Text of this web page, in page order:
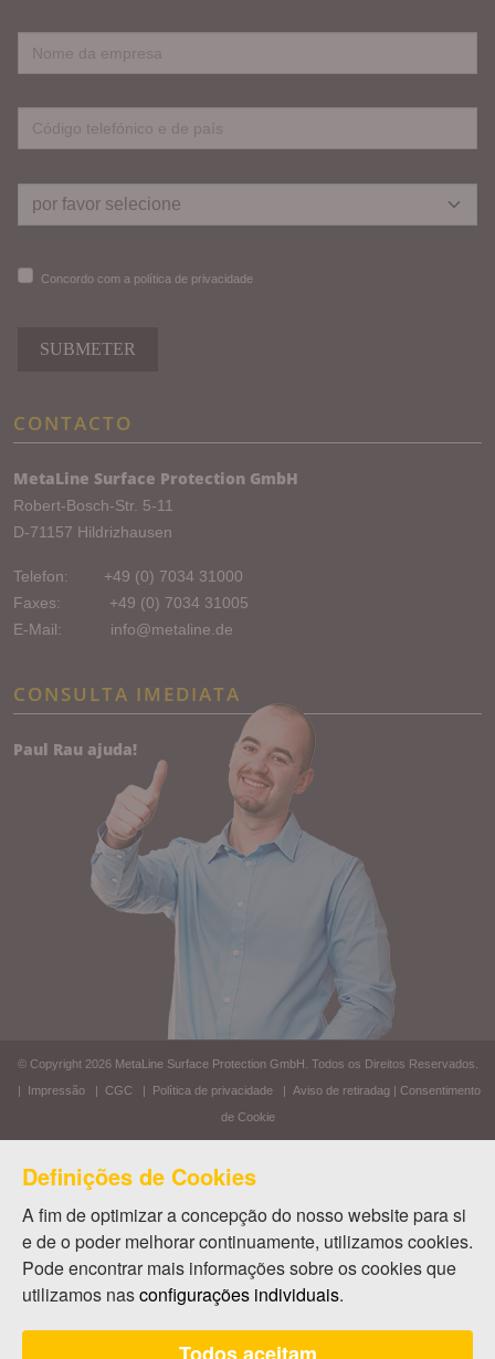
Concordo com a política de privacidade
SUBMETER
CONTACTO
MetaLine Surface Protection GmbH
Robert-Bosch-Str. 5-11
D-71157 Hildrizhausen
Telefon: +49 (0) 7034 31000
Faxes: +49 (0) 7034 31005
E-Mail: info@metaline.de
CONSULTA IMEDIATA
Paul Rau ajuda!
© Copyright 2026 MetaLine Surface Protection GmbH . Todos os Direitos Reservados.
| Impressão | CGC | Política de privacidade | Aviso de retiradag | Consentimento
de Cookie
Definições de Cookies
A fim de optimizar a concepção do nosso website para si
e de o poder melhorar continuamente, utilizamos cookies.
Pode encontrar mais informações sobre os cookies que
utilizamos nasconfigurações individuais.